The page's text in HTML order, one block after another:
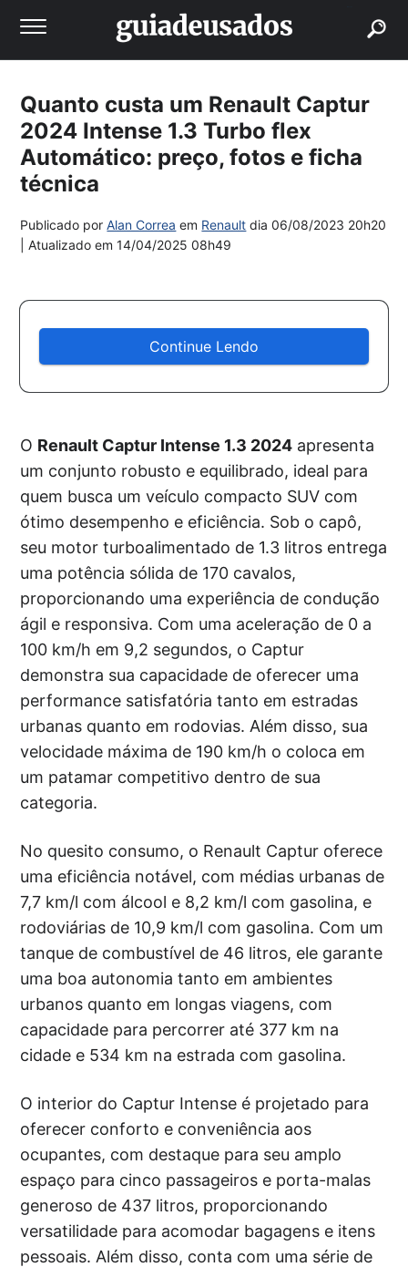
Quanto custa um Renault Captur
2024 Intense 1.3 Turbo flex
Automático: preço, fotos e ficha
técnica
Publicado porAlan Correa em Renault dia06/08/2023 20h20
| Atualizado em14/04/2025 08h49
Continue Lendo
O Renault Captur Intense 1.3 2024 apresenta
um conjunto robusto e equilibrado, ideal para
quem busca um veículo compacto SUV com
ótimo desempenho e eficiência. Sob o capô,
seu motor turboalimentado de 1.3 litros entrega
uma potência sólida de 170 cavalos,
proporcionando uma experiência de condução
ágil e responsiva. Com uma aceleração de 0 a
100 km/h em 9,2 segundos, o Captur
demonstra sua capacidade de oferecer uma
performance satisfatória tanto em estradas
urbanas quanto em rodovias. Além disso, sua
velocidade máxima de 190 km/h o coloca em
um patamar competitivo dentro de sua
categoria.
No quesito consumo, o Renault Captur oferece
uma eficiência notável, com médias urbanas de
7,7 km/l com álcool e 8,2 km/l com gasolina, e
rodoviárias de 10,9 km/l com gasolina. Com um
tanque de combustível de 46 litros, ele garante
uma boa autonomia tanto em ambientes
urbanos quanto em longas viagens, com
capacidade para percorrer até 377 km na
cidade e 534 km na estrada com gasolina.
O interior do Captur Intense é projetado para
oferecer conforto e conveniência aos
ocupantes, com destaque para seu amplo
espaço para cinco passageiros e porta-malas
generoso de 437 litros, proporcionando
versatilidade para acomodar bagagens e itens
pessoais. Além disso, conta com uma série de